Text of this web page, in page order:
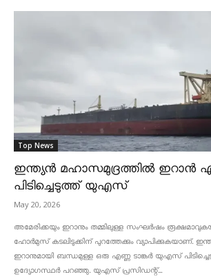
Top News
ഇന്ത്യൻ മഹാസമുദ്രത്തിൽ ഇറാൻ
പിടിച്ചെടുത്ത് യുഎസ്
May 20, 2026
അമേരിക്കയും ഇറാനും തമ്മിലുള്ള സംഘർഷം
ഹോർമുസ് കടലിടുക്കിന് പുറത്തേക്കും വ്യാപിക്കുകയാണ്.
ഇറാനുമായി ബന്ധമുള്ള ഒരു എണ്ണ ടാങ്കർ യുഎസ്
ഉദ്യോഗസ്ഥർ പറഞ്ഞു. യുഎസ് പ്രസിഡന്റ്...